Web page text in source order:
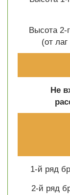
Высота 2-
(от
Не
1-й ряд
2-й ряд